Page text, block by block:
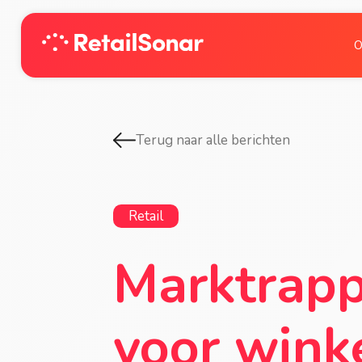
Terug naar alle berichten
Retail